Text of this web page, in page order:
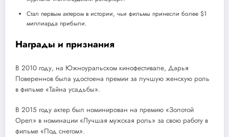
Стал первым актером в истории, чьи фильмы принесли более $1
миллиарда прибыли.
Награды и признания
В 2010 году, на Южноуральском кинофестивале, Дарья
Повереннов была удостоена премии за лучшую женскую роль
в фильме «Тайна усадьбы».
В 2015 году актер был номинирован на премию «Золотой
Орел» в номинации «Лучшая мужская роль» за свою работу в
фильме «Под снегом».